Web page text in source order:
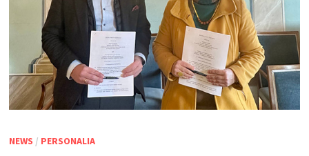
NEWS / PERSONALIA